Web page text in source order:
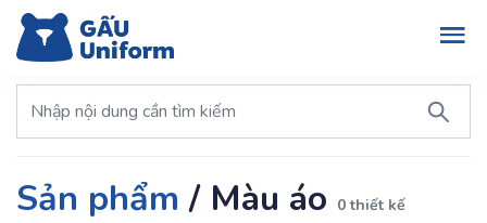
Sản phẩm / Màu áo 0 thiết kế